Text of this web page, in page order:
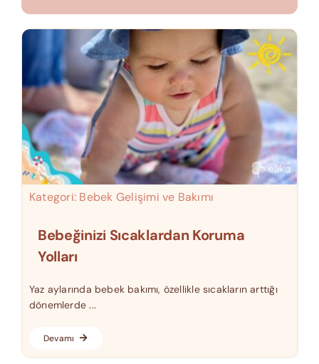
Kategori: Bebek Gelişimi ve Bakımı
Bebeğinizi Sıcaklardan Koruma
Yolları
Yaz aylarında bebek bakımı, özellikle sıcakların arttığı
dönemlerde ...
Devamı